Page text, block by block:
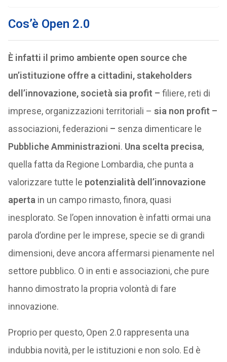
Cos’è Open 2.0
È infatti il primo ambiente open source che
un’istituzione offre a cittadini, stakeholders
dell’innovazione, società sia profit – filiere, reti di
imprese, organizzazioni territoriali – sia non profit –
associazioni, federazioni – senza dimenticare le
Pubbliche Amministrazioni. Una scelta precisa,
quella fatta da Regione Lombardia, che punta a
valorizzare tutte le potenzialità dell’innovazione
aperta in un campo rimasto, finora, quasi
inesplorato. Se l’open innovation è infatti ormai una
parola d’ordine per le imprese, specie se di grandi
dimensioni, deve ancora affermarsi pienamente nel
settore pubblico. O in enti e associazioni, che pure
hanno dimostrato la propria volontà di fare
innovazione.
Proprio per questo, Open 2.0 rappresenta una
indubbia novità, per le istituzioni e non solo. Ed è